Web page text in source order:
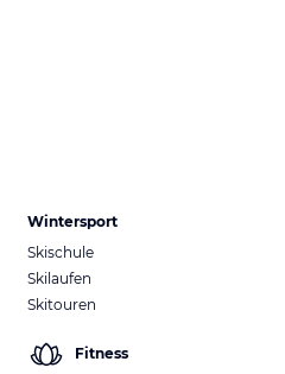
Wintersport
Skischule
Skilaufen
Skitouren
Fitness